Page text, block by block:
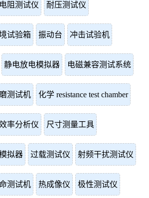
阻测试仪 耐压测试仪
试验箱 振动台 冲击试验机
静电放电模拟器 电磁兼容测试系统
测试机 化学 resistance test chamber
率分析仪 尺寸测量工具
拟器 过载测试仪 射频干扰测试仪
测试机 热成像仪 极性测试仪